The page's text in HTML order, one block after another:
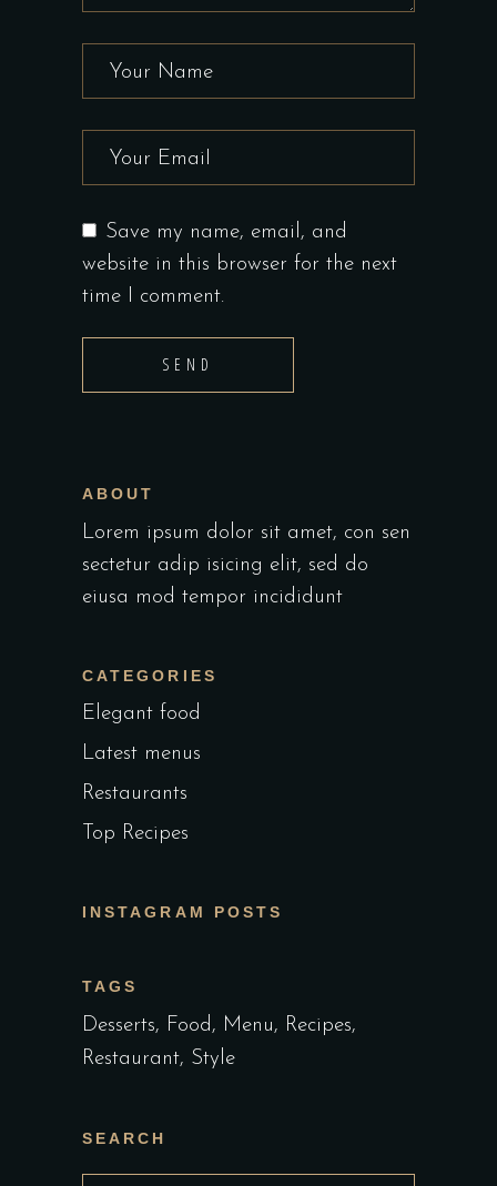
Save my name, email, and
website in this browser for the next
time I comment.
SEND
ABOUT
Lorem ipsum dolor sit amet, con sen
sectetur adip isicing elit, sed do
eiusa mod tempor incididunt
CATEGORIES
Elegant food
Latest menus
Restaurants
Top Recipes
INSTAGRAM POSTS
TAGS
Desserts Food Menu
Recipes
Restaurant Style
SEARCH